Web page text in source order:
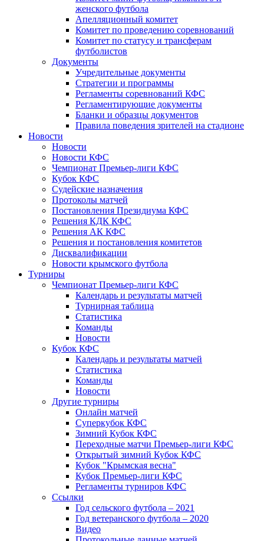
женского футбола
Апелляционный комитет
Комитет по проведению соревнований
Комитет по статусу и трансферам
футболистов
Документы
Учредительные документы
Стратегии и программы
Регламенты соревнований КФС
Регламентирующие документы
Бланки и образцы документов
Правила поведения зрителей на стадионе
Новости
Новости
Новости КФС
Чемпионат Премьер-лиги КФС
Кубок КФС
Судейские назначения
Протоколы матчей
Постановления Президиума КФС
Решения КДК КФС
Решения АК КФС
Решения и постановления комитетов
Дисквалификации
Новости крымского футбола
Турниры
Чемпионат Премьер-лиги КФС
Календарь и результаты матчей
Турнирная таблица
Статистика
Команды
Новости
Кубок КФС
Календарь и результаты матчей
Статистика
Команды
Новости
Другие турниры
Онлайн матчей
Суперкубок КФС
Зимний Кубок КФС
Переходные матчи Премьер-лиги КФС
Открытый зимний Кубок КФС
Кубок "Крымская весна"
Кубок Премьер-лиги КФС
Регламенты турниров КФС
Ссылки
Год сельского футбола – 2021
Год ветеранского футбола – 2020
Видео